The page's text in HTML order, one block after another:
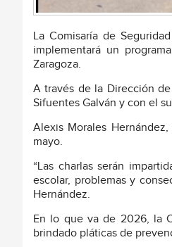
La Comisaría de
implementará un
Zaragoza.
A través de la Dirección
Sifuentes Galván y con el
Alexis Morales
mayo.
“Las charlas serán
escolar, problemas y
Hernández.
En lo que va de 2026, la
brindado pláticas de